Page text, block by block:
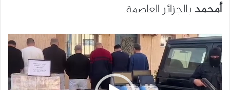
أمحمد بالجزائر العاصمة.
مشغل
الفيديو